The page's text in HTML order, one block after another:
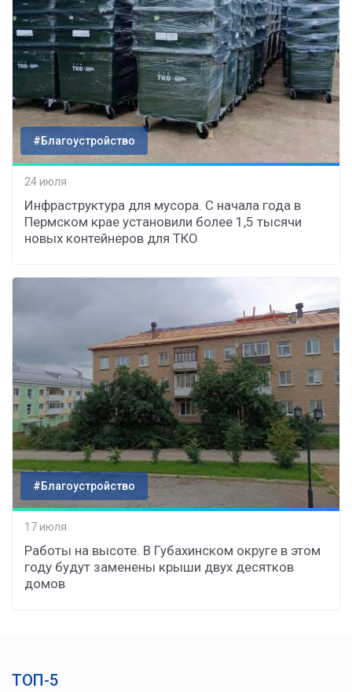
#Благоустройство
24 июля
Инфраструктура для мусора. С начала года в
Пермском крае установили более 1,5 тысячи
новых контейнеров для ТКО
#Благоустройство
17 июля
Работы на высоте. В Губахинском округе в этом
году будут заменены крыши двух десятков
домов
ТОП-5